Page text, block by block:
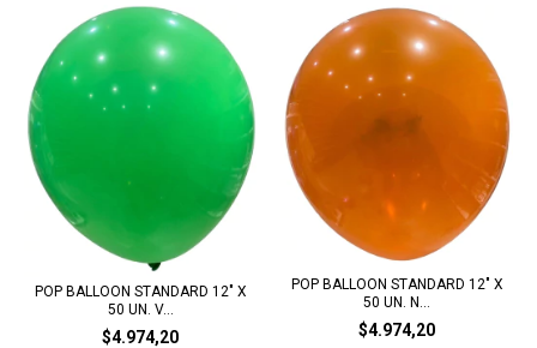
POP BALLOON STANDARD 12" X
50 UN. V...
$4.974,20
POP BALLOON STANDARD 12" X
50 UN. N...
$4.974,20